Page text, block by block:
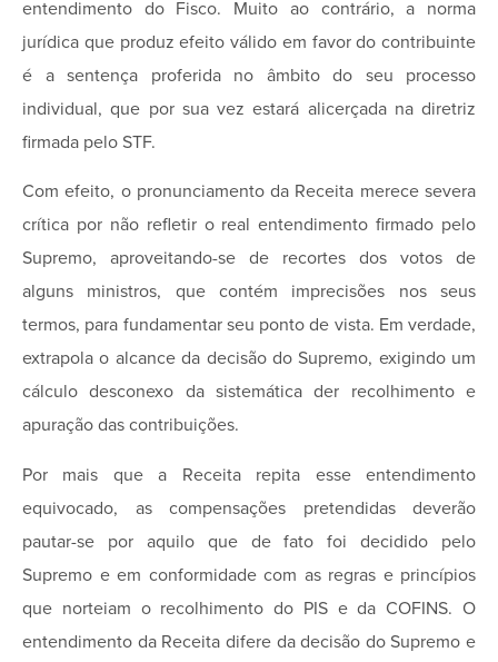
entendimento do Fisco. Muito ao contrário, a norma
jurídica que produz efeito válido em favor do contribuinte
é a sentença proferida no âmbito do seu processo
individual, que por sua vez estará alicerçada na diretriz
firmada pelo STF.
Com efeito, o pronunciamento da Receita merece severa
crítica por não refletir o real entendimento firmado pelo
Supremo, aproveitando-se de recortes dos votos de
alguns ministros, que contém imprecisões nos seus
termos, para fundamentar seu ponto de vista. Em verdade,
extrapola o alcance da decisão do Supremo, exigindo um
cálculo desconexo da sistemática der recolhimento e
apuração das contribuições.
Por mais que a Receita repita esse entendimento
equivocado, as compensações pretendidas deverão
pautar-se por aquilo que de fato foi decidido pelo
Supremo e em conformidade com as regras e princípios
que norteiam o recolhimento do PIS e da COFINS. O
entendimento da Receita difere da decisão do Supremo e